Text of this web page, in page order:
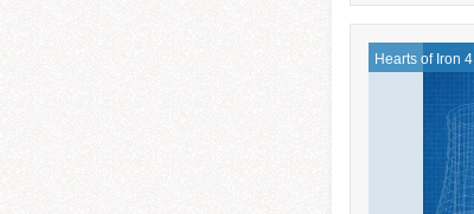
Hearts of Iron 4